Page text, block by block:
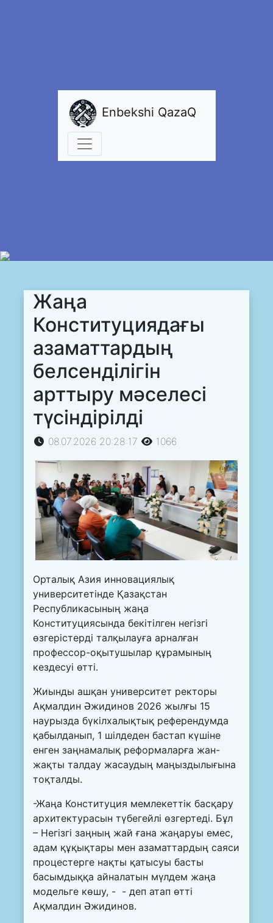
Enbekshi QazaQ
Жаңа
Конституциядағы
азаматтардың
белсенділігін
арттыру мәселесі
түсіндірілді
08.07.2026 20:28:17 1066
Орталық Азия инновациялық
университетінде Қазақстан
Республикасының жаңа
Конституциясында бекітілген негізгі
өзгерістерді талқылауға арналған
профессор-оқытушылар құрамының
кездесуі өтті.
Жиынды ашқан университет ректоры
Ақмалдин Әжидинов 2026 жылғы 15
наурызда бүкілхалықтық референдумда
қабылданып, 1 шілдеден бастап күшіне
енген заңнамалық реформаларға жан-
жақты талдау жасаудың маңыздылығына
тоқталды.
-Жаңа Конституция мемлекеттік басқару
архитектурасын түбегейлі өзгертеді. Бұл
– Негізгі заңның жай ғана жаңаруы емес,
адам құқықтары мен азаматтардың саяси
процестерге нақты қатысуы басты
басымдыққа айналатын мүлдем жаңа
модельге көшу, - - деп атап өтті
Ақмалдин Әжидинов.